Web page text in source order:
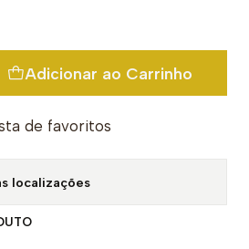
Adicionar ao Carrinho
de favoritos
localizações